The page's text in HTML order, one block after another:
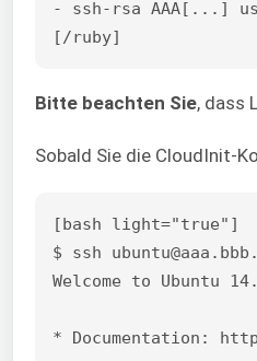
- ssh-rsa AAA[...]
[/ruby]
Bitte beachten Sie, dass
Sobald Sie die CloudInit-
[bash light="true"]
$ ssh
Welcome to Ubuntu
* Documentation: